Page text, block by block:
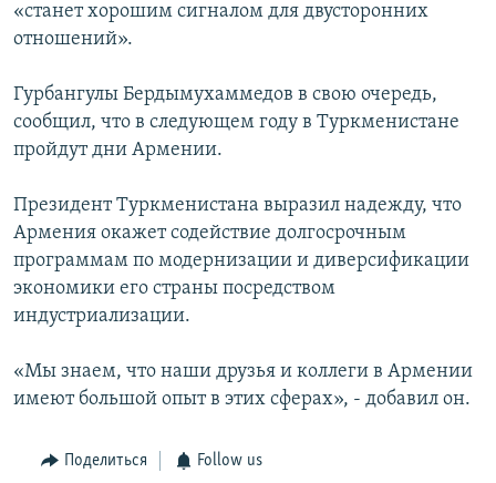
«станет хорошим сигналом для двусторонних
отношений».
Гурбангулы Бердымухаммедов в свою очередь,
сообщил, что в следующем году в Туркменистане
пройдут дни Армении.
Президент Туркменистана выразил надежду, что
Армения окажет содействие долгосрочным
программам по модернизации и диверсификации
экономики его страны посредством
индустриализации.
«Мы знаем, что наши друзья и коллеги в Армении
имеют большой опыт в этих сферах», - добавил он.
Поделиться Follow us